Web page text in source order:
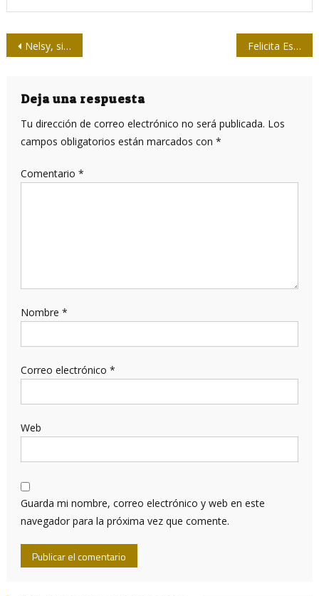
Navegación
entradas
Nelsy, siempre periodista, siempre radialista Felicita Esteban Lazo a los afiliados de la UPEC
Deja una respuesta
Tu dirección de correo electrónico no será publicada. Los
campos obligatorios están marcados con *
Comentario *
Nombre *
Correo electrónico *
Web
Guarda mi nombre, correo electrónico y web en este
navegador para la próxima vez que comente.